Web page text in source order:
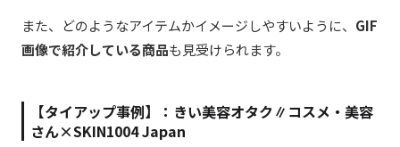
また、どのようなアイテムかイメージしやすいように、 GIF
画像で紹介している商品も見受けられます。
【タイアップ事例】：きい美容オタク∥コスメ・美容
さん×SKIN1004 Japan